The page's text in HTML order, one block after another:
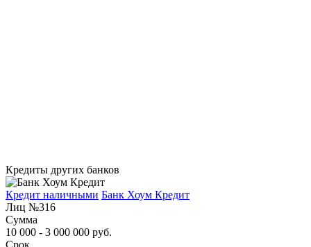
Кредиты других банков
Кредит наличными Банк Хоум Кредит
Лиц №316
Сумма
10 000 - 3 000 000 руб.
Срок